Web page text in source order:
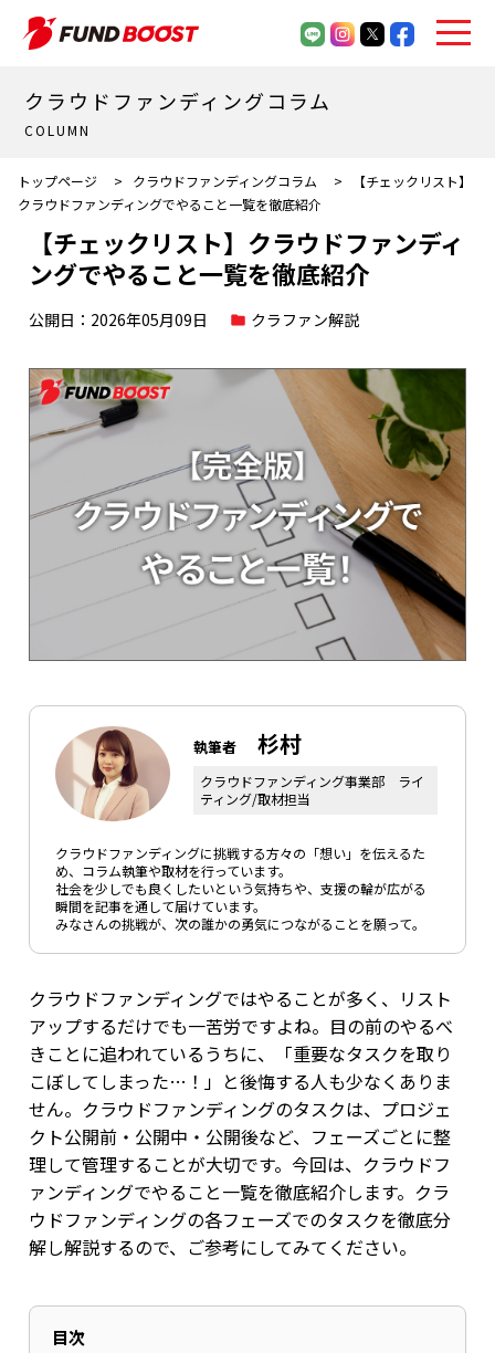
クラウドファンディングコラム
COLUMN
トップページ > クラウドファンディングコラム >
【チェックリスト】
クラウドファンディングでやること一覧を徹底紹介
【チェックリスト】クラウドファンディ
ングでやること一覧を徹底紹介
公開日：2026年05月09日 クラファン解説
執筆者 杉村
クラウドファンディング事業部 ライ
ティング/取材担当
クラウドファンディングに挑戦する方々の「想い」を伝えるた
め、コラム執筆や取材を行っています。
社会を少しでも良くしたいという気持ちや、支援の輪が広がる
瞬間を記事を通して届けています。
みなさんの挑戦が、次の誰かの勇気につながることを願って。
クラウドファンディングではやることが多く、リスト
アップするだけでも一苦労ですよね。目の前のやるべ
きことに追われているうちに、「重要なタスクを取り
こぼしてしまった…！」と後悔する人も少なくありま
せん。クラウドファンディングのタスクは、プロジェ
クト公開前・公開中・公開後など、フェーズごとに整
理して管理することが大切です。今回は、クラウドフ
ァンディングでやること一覧を徹底紹介します。クラ
ウドファンディングの各フェーズでのタスクを徹底分
解し解説するので、ご参考にしてみてください。
目次